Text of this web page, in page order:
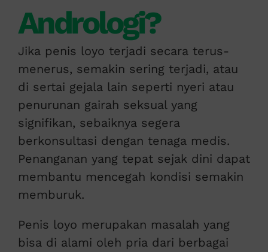
Andrologi?
Jika penis loyo terjadi secara terus-
menerus, semakin sering terjadi, atau
di sertai gejala lain seperti nyeri atau
penurunan gairah seksual yang
signifikan, sebaiknya segera
berkonsultasi dengan tenaga medis.
Penanganan yang tepat sejak dini dapat
membantu mencegah kondisi semakin
memburuk.
Penis loyo merupakan masalah yang
bisa di alami oleh pria dari berbagai